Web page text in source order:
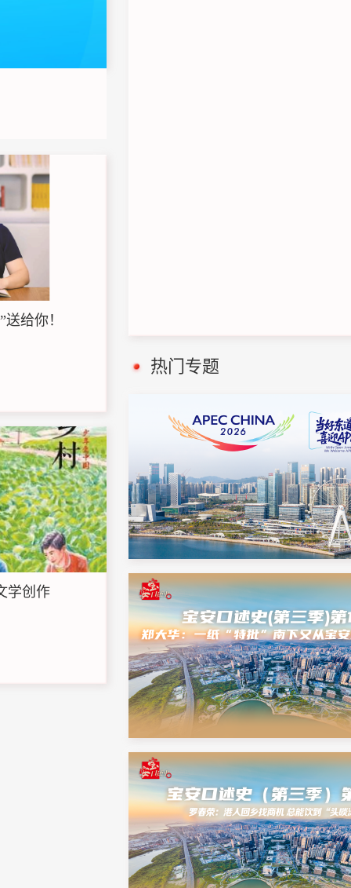
给你！
学创作
热门专题